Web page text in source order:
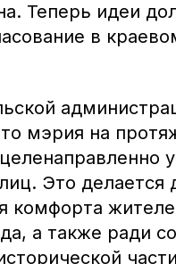
Теперь идеи
в
мэрия на
Это делается
комфорта
а также ради